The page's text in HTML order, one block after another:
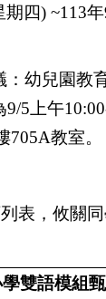
期四) ~113年
：幼兒園教
9/5上午
705A教室。
表，攸關
雙語模組